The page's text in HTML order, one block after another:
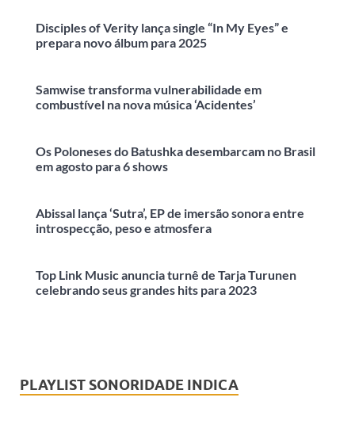
Disciples of Verity lança single “In My Eyes” e
prepara novo álbum para 2025
Samwise transforma vulnerabilidade em
combustível na nova música ‘Acidentes’
Os Poloneses do Batushka desembarcam no Brasil
em agosto para 6 shows
Abissal lança ‘Sutra’, EP de imersão sonora entre
introspecção, peso e atmosfera
Top Link Music anuncia turnê de Tarja Turunen
celebrando seus grandes hits para 2023
PLAYLIST SONORIDADE INDICA